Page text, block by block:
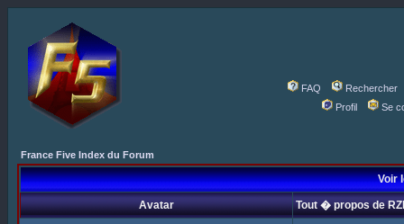
FAQ
Rechercher
Profil
Se
France Five Index du Forum
Voir
Avatar Tout � propos de